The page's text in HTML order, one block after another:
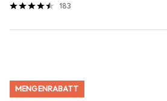
183
MENGENRABATT